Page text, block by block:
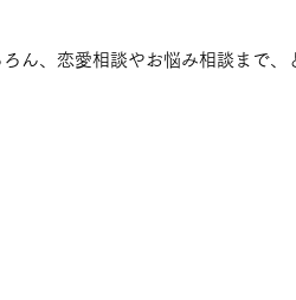
ん、恋愛相談やお悩み相談まで、